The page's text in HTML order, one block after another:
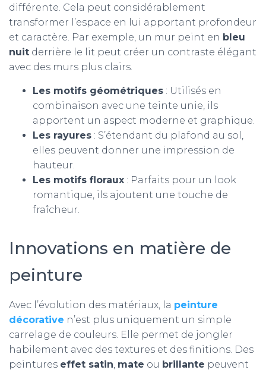
différente. Cela peut considérablement
transformer l’espace en lui apportant profondeur
et caractère. Par exemple, un mur peint en bleu
nuit derrière le lit peut créer un contraste élégant
avec des murs plus clairs.
Les motifs géométriques : Utilisés en
combinaison avec une teinte unie, ils
apportent un aspect moderne et graphique.
Les rayures : S’étendant du plafond au sol,
elles peuvent donner une impression de
hauteur.
Les motifs floraux : Parfaits pour un look
romantique, ils ajoutent une touche de
fraîcheur.
Innovations en matière de
peinture
Avec l’évolution des matériaux, la peinture
décorative n’est plus uniquement un simple
carrelage de couleurs. Elle permet de jongler
habilement avec des textures et des finitions. Des
peintures effet satin, mate ou brillante peuvent